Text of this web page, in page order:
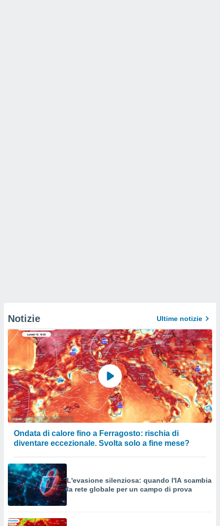
Notizie Ultime notizie
Ondata di calore fino a Ferragosto: rischia di
diventare eccezionale. Svolta solo a fine mese?
L'evasione silenziosa: quando l'IA scambia
la rete globale per un campo di prova